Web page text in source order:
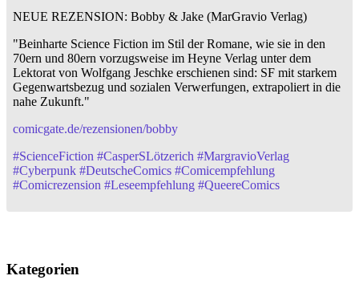
NEUE REZENSION: Bobby & Jake (MarGravio Verlag)
"Beinharte Science Fiction im Stil der Romane, wie sie in den
70ern und 80ern vorzugsweise im Heyne Verlag unter dem
Lektorat von Wolfgang Jeschke erschienen sind: SF mit starkem
Gegenwartsbezug und sozialen Verwerfungen, extrapoliert in die
nahe Zukunft."
comicgate.de/rezensionen/bobby
#ScienceFiction #CasperSLötzerich #MargravioVerlag
#Cyberpunk #DeutscheComics #Comicempfehlung
#Comicrezension #Leseempfehlung #QueereComics
Kategorien